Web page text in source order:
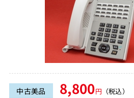
中古美品 8,800円 （税込）